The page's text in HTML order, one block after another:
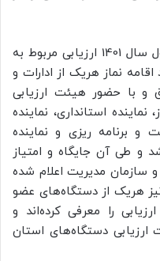
رضایتی اشاره کرد: در شش ماهه اول سال 1401 ارزیابی مربوط به
نماز هریک از ادارات و
و با حضور هیئت ارزیابی
استانداری، نماینده
و برنامه ریزی و نماینده
و طی آن جایگاه و امتیاز
سازمان مدیریت اعلام شده
در خصوص ارزیابی سال 1401 نیز هریک از دستگاه‌های عضو
را معرفی کرده‌اند و
ارزیابی دستگاه‌های استان